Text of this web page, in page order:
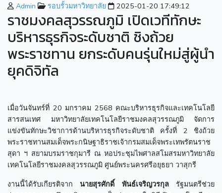
Admin รอบรั้วมหาวิทยาลัย 2025-01-20 17:49:12
ราชมงคลสุวรรณภูมิ เปิดเวทีทักษะ
บริหารธุรกิจระดับชาติ ชิงถ้วย
พระราชทาน ยกระดับคนรุ่นใหม่สู่ผู้นำ
ยุคดิจิทัล
เมื่อวันจันทร์ที่ 20 มกราคม 2568 คณะบริหารธุรกิจและเทคโนโลยี
สารสนเทศ มหาวิทยาลัยเทคโนโลยีราชมงคลสุวรรณภูมิ จัดการ
แข่งขันทักษะวิชาการด้านบริหารธุรกิจระดับชาติ ครั้งที่ 2 ชิงถ้วย
พระราชทานสมเด็จพระกนิษฐาธิราชเจ้ากรมสมเด็จพระเทพรัตนราช
สุดา ฯ สยามบรมราชกุมารี ณ หอประชุมไพศาลสโมสรมหาวิทยาลัย
เทคโนโลยีราชมงคลสุวรรณภูมิ ศูนย์พระนครศรีอยุธยา วาสุกรี
งานนี้ได้รับเกียรติจากนายสุรศักดิ์ พันธ์เจริญวรกุลรัฐมนตรีช่วย